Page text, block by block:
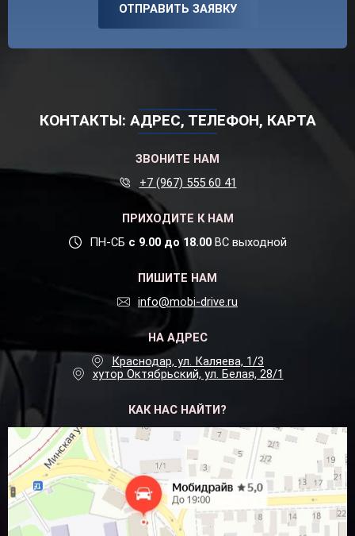
КОНТАКТЫ: АДРЕС, ТЕЛЕФОН, КАРТА
ЗВОНИТЕ НАМ
+7 (967) 555 60 41
ПРИХОДИТЕ К НАМ
ПН-СБ с 9.00 до 18.00 ВС выходной
ПИШИТЕ НАМ
info@mobi-drive.ru
НА АДРЕС
Краснодар, ул. Каляева, 1/3
хутор Октябрьский, ул. Белая, 28/1
КАК НАС НАЙТИ?
ОТПРАВИТЬ ЗАЯВКУ